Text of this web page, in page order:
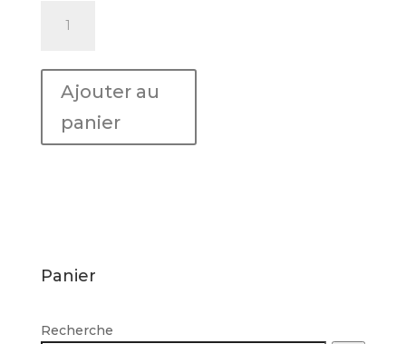
minérale
pétillante
LUCIA
Ajouter au
panier
Panier
Recherche